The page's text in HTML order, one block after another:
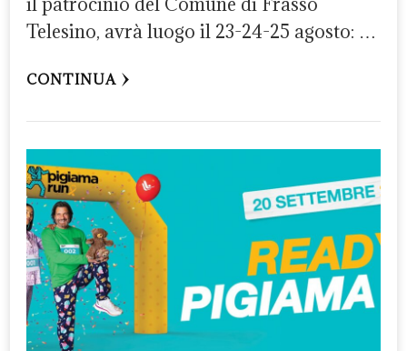
il patrocinio del Comune di Frasso
Telesino, avrà luogo il 23-24-25 agosto: …
CONTINUA